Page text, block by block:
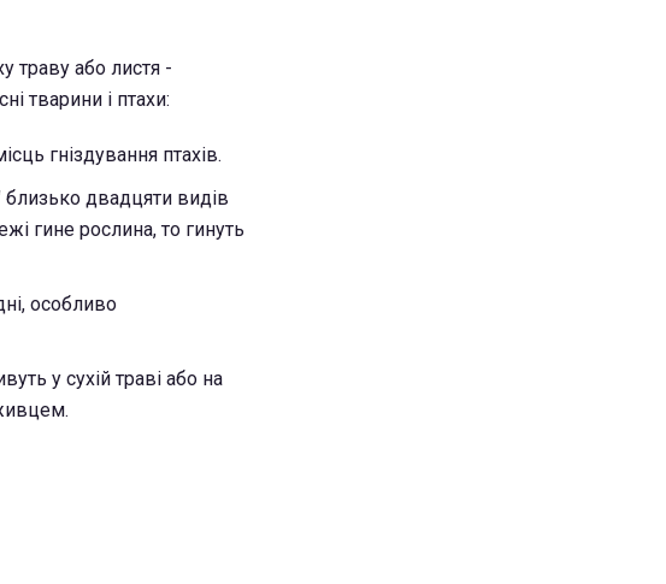
траву або листя -
тварини і птахи:
гніздування птахів.
двадцяти видів
гине рослина, то гинуть
особливо
у сухій траві або на